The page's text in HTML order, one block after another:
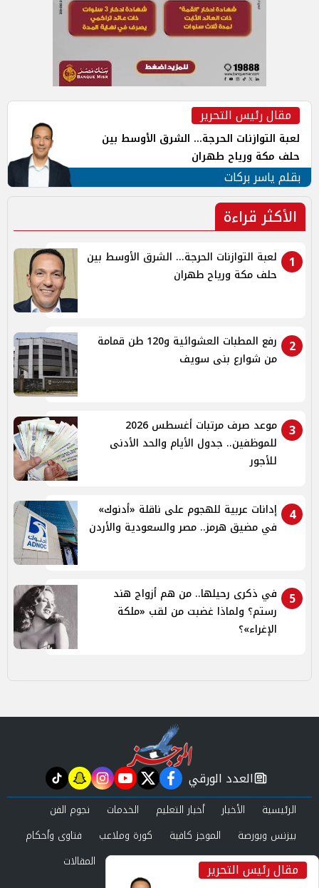
مقال رئيس التحرير
لعبة التوازنات الحرجة... الشرق الأوسط بين
حلف مكة ورياح طهران
بقلم ياسر بركات
الأكثر قراءة
1
لعبة التوازنات الحرجة... الشرق الأوسط بين
حلف مكة ورياح طهران
2
رفع المطبات العشوائية و120 طن قمامة
من شوارع بنى سويف
3
موعد صرف مرتبات أغسطس 2026
للموظفين.. جدول الأيام والحد الأدنى
للأجور
4
إدانات عربية للهجوم على ناقلة «أدنوك»
في مضيق هرمز.. مصر والسعودية والأردن
5
في ذكرى رحيلها.. من هم أزواج هند
رستم؟ ولماذا غضبت من لقب «ملكة
الإغراء»؟
مقال رئيس التحرير
newspaper
العدد الورقي facebook
twitter
youtube
instagram
snapchat
tiktok
الرئيسية الأخبار أخبار التعليم الخدمات
نجوم الفن
بيزنس وبورصة
الموجز كافية كورة وملاعب
فتاوى وأحكام
صحة وجمال
عرب وعالم حوادث ومحاكم
المقالات